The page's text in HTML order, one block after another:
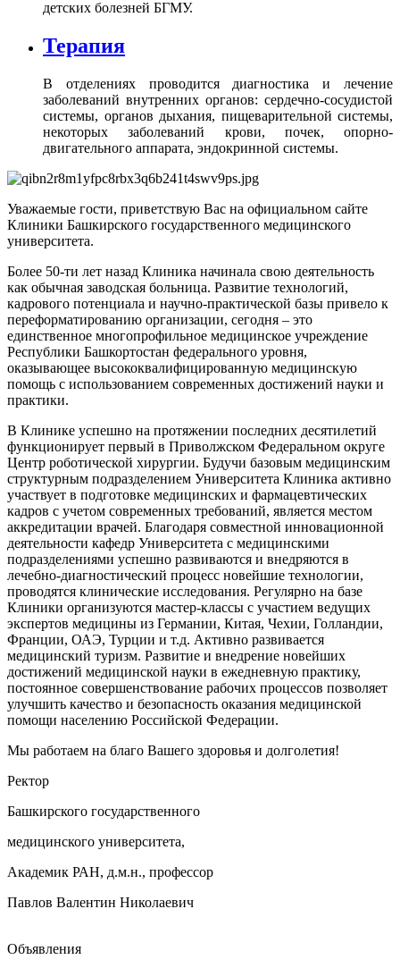
детских болезней БГМУ.
Терапия
В отделениях проводится диагностика и лечение
заболеваний внутренних органов: сердечно-сосудистой
системы, органов дыхания, пищеварительной системы,
некоторых заболеваний крови, почек, опорно-
двигательного аппарата, эндокринной системы.
Уважаемые гости, приветствую Вас на официальном сайте
Клиники Башкирского государственного медицинского
университета.
Более 50-ти лет назад Клиника начинала свою деятельность
как обычная заводская больница. Развитие технологий,
кадрового потенциала и научно-практической базы привело к
переформатированию организации, сегодня – это
единственное многопрофильное медицинское учреждение
Республики Башкортостан федерального уровня,
оказывающее высококвалифицированную медицинскую
помощь с использованием современных достижений науки и
практики.
В Клинике успешно на протяжении последних десятилетий
функционирует первый в Приволжском Федеральном округе
Центр роботической хирургии. Будучи базовым медицинским
структурным подразделением Университета Клиника активно
участвует в подготовке медицинских и фармацевтических
кадров с учетом современных требований, является местом
аккредитации врачей. Благодаря совместной инновационной
деятельности кафедр Университета с медицинскими
подразделениями успешно развиваются и внедряются в
лечебно-диагностический процесс новейшие технологии,
проводятся клинические исследования. Регулярно на базе
Клиники организуются мастер-классы с участием ведущих
экспертов медицины из Германии, Китая, Чехии, Голландии,
Франции, ОАЭ, Турции и т.д. Активно развивается
медицинский туризм. Развитие и внедрение новейших
достижений медицинской науки в ежедневную практику,
постоянное совершенствование рабочих процессов позволяет
улучшить качество и безопасность оказания медицинской
помощи населению Российской Федерации.
Мы работаем на благо Вашего здоровья и долголетия!
Ректор
Башкирского государственного
медицинского университета,
Академик РАН, д.м.н., профессор
Павлов Валентин Николаевич
Объявления